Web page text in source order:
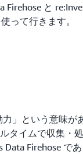
Firehose と
って行きます。
」という意味が
タイムで収集・
Firehose で